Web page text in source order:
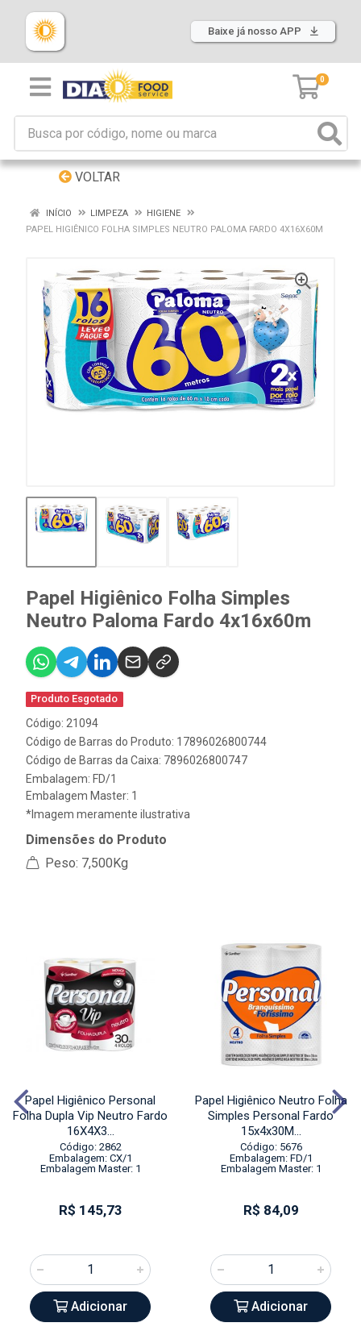
Baixe já nosso APP
0
VOLTAR
INÍCIO LIMPEZA
HIGIENE
PAPEL HIGIÊNICO FOLHA SIMPLES NEUTRO PALOMA FARDO 4X16X60M
Papel Higiênico Folha Simples
Neutro Paloma Fardo 4x16x60m
Produto Esgotado
Código: 21094
Código de Barras do Produto: 17896026800744
Código de Barras da Caixa: 7896026800747
Embalagem: FD/1
Embalagem Master: 1
*Imagem meramente ilustrativa
Dimensões do Produto
Peso: 7,500Kg
Papel Higiênico Personal
Folha Dupla Vip Neutro Fardo
16X4X3...
Código: 2862
Embalagem: CX/1
Embalagem Master: 1
R$ 145,73
Adicionar
Papel Higiênico Neutro Folha
Simples Personal Fardo
15x4x30M...
Código: 5676
Embalagem: FD/1
Embalagem Master: 1
R$ 84,09
Adicionar